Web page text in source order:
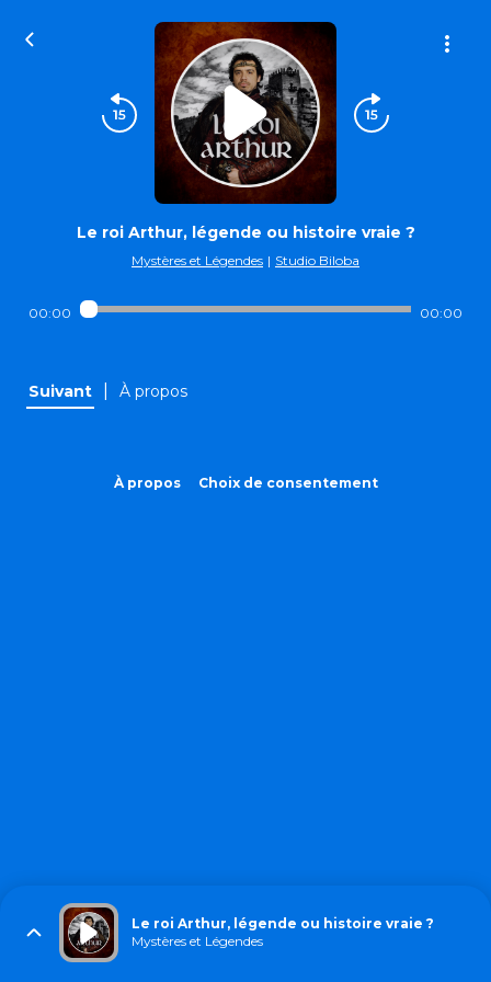
Le roi Arthur, légende ou histoire vraie ?
Mystères et Légendes | Studio Biloba
00:00 00:00
Suivant À propos
À propos Choix de consentement
Le roi Arthur, légende ou histoire vraie ?
Mystères et Légendes